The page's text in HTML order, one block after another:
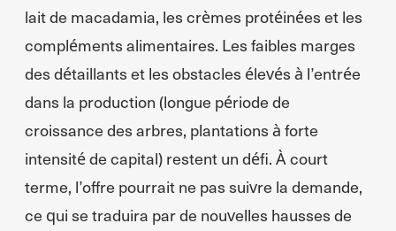
lait de macadamia, les crèmes protéinées et les
compléments alimentaires. Les faibles marges
des détaillants et les obstacles élevés à l’entrée
dans la production (longue période de
croissance des arbres, plantations à forte
intensité de capital) restent un défi. À court
terme, l’offre pourrait ne pas suivre la demande,
ce qui se traduira par de nouvelles hausses de